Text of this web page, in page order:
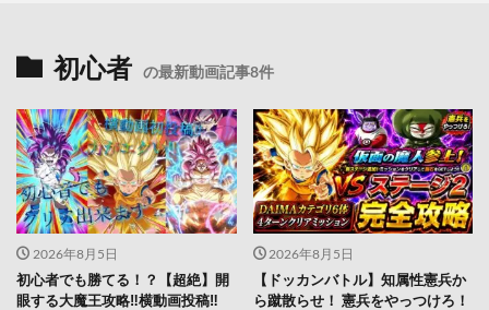
初心者 の最新動画記事8件
2026年8月5日
初心者でも勝てる！？【超絶】開
眼する大魔王攻略‼️横動画投稿‼︎
2026年8月5日
【ドッカンバトル】知属性憲兵か
ら蹴散らせ！ 憲兵をやっつけろ！